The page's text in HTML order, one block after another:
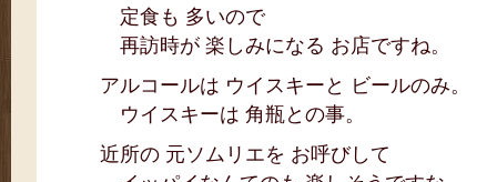
定食も 多いので
再訪時が 楽しみになる お店ですね。
アルコールは ウイスキーと ビールのみ。
ウイスキーは 角瓶との事。
近所の 元ソムリエを お呼びして